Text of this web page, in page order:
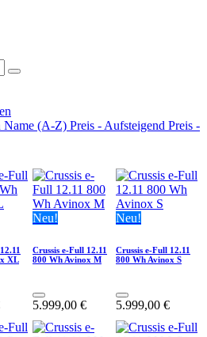
Name (A-Z) Preis - Aufsteigend Preis -
XL
Neu!
Crussis e-Full 12.11
800 Wh Avinox M
5.999,00 €
Neu!
Crussis e-Full 12.11
800 Wh Avinox S
5.999,00 €